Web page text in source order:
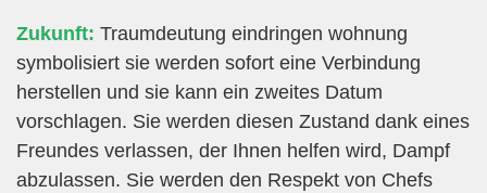
Zukunft: Traumdeutung eindringen wohnung
symbolisiert sie werden sofort eine Verbindung
herstellen und sie kann ein zweites Datum
vorschlagen. Sie werden diesen Zustand dank eines
Freundes verlassen, der Ihnen helfen wird, Dampf
abzulassen. Sie werden den Respekt von Chefs